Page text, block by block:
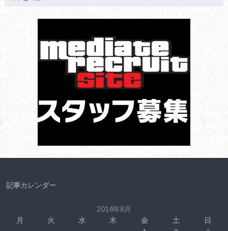
記事カレンダー
2014年8月
月
火 水 木 金 土
日